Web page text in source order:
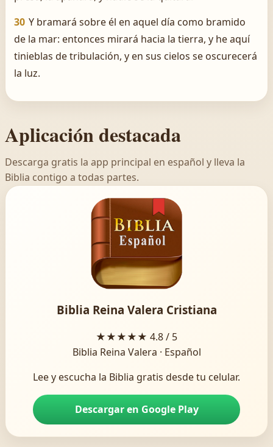
30 Y bramará sobre él en aquel día como bramido
de la mar: entonces mirará hacia la tierra, y he aquí
tinieblas de tribulación, y en sus cielos se oscurecerá
la luz.
Aplicación destacada
Descarga gratis la app principal en español y lleva la
Biblia contigo a todas partes.
Biblia Reina Valera Cristiana
★★★★★ 4.8 / 5
Biblia Reina Valera · Español
Lee y escucha la Biblia gratis desde tu celular.
Descargar en Google Play